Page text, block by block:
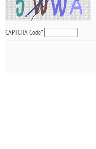
CAPTCHA Code*